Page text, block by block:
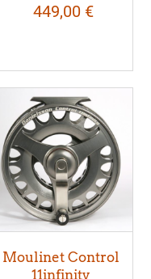
449,00 €
Moulinet Control
11infinity